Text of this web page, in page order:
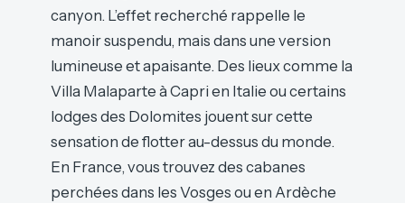
canyon. L’effet recherché rappelle le
manoir suspendu, mais dans une version
lumineuse et apaisante. Des lieux comme la
Villa Malaparte à Capri en Italie ou certains
lodges des Dolomites jouent sur cette
sensation de flotter au-dessus du monde.
En France, vous trouvez des cabanes
perchées dans les Vosges ou en Ardèche